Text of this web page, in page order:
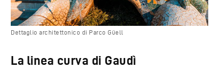
Dettaglio architettonico di Parco Güell
La linea curva di Gaudì